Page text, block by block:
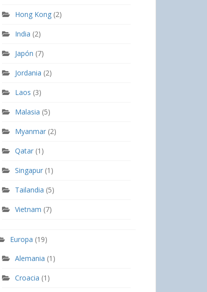
Hong Kong (2)
India (2)
Japón (7)
Jordania (2)
Laos (3)
Malasia (5)
Myanmar (2)
Qatar (1)
Singapur (1)
Tailandia (5)
Vietnam (7)
Europa (19)
Alemania (1)
Croacia (1)